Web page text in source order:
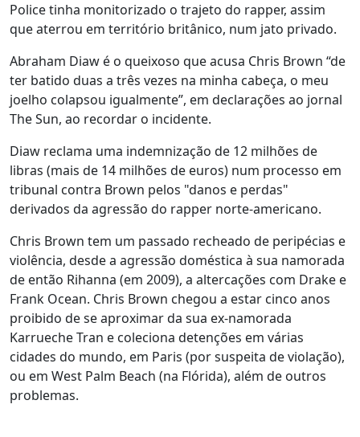
Police tinha monitorizado o trajeto do rapper, assim
que aterrou em território britânico, num jato privado.
Abraham Diaw é o queixoso que acusa Chris Brown “de
ter batido duas a três vezes na minha cabeça, o meu
joelho colapsou igualmente”, em declarações ao jornal
The Sun, ao recordar o incidente.
Diaw reclama uma indemnização de 12 milhões de
libras (mais de 14 milhões de euros) num processo em
tribunal contra Brown pelos "danos e perdas"
derivados da agressão do rapper norte-americano.
Chris Brown tem um passado recheado de peripécias e
violência, desde a agressão doméstica à sua namorada
de então Rihanna (em 2009), a altercações com Drake e
Frank Ocean. Chris Brown chegou a estar cinco anos
proibido de se aproximar da sua ex-namorada
Karrueche Tran e coleciona detenções em várias
cidades do mundo, em Paris (por suspeita de violação),
ou em West Palm Beach (na Flórida), além de outros
problemas.